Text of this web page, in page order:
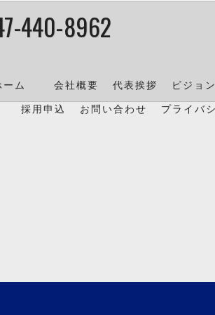
440-8962
ーム 会社概要 代表挨拶 ビジョン
採用申込
お問い合わせ プライバ